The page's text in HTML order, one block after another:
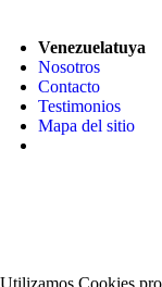
Venezuelatuya
Nosotros
Contacto
Testimonios
Mapa del sitio
Utilizamos Cookies